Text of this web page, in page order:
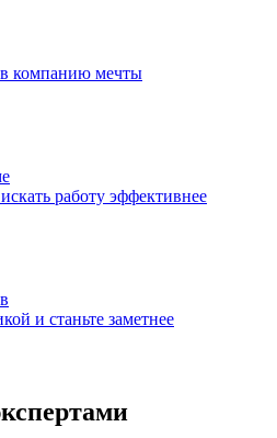
в компанию мечты
работу эффективнее
и станьте заметнее